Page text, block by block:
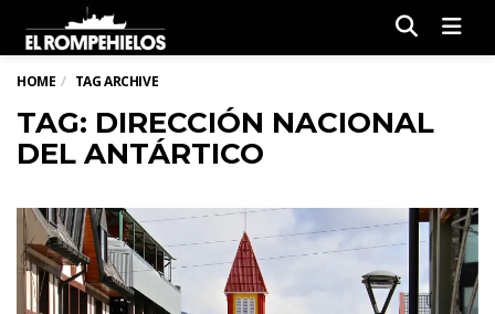
HOME TAG ARCHIVE
TAG: DIRECCIÓN NACIONAL
DEL ANTÁRTICO